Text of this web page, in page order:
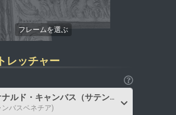
レッチャー
ナルド・キャンバス（サテン）
ンバスベネチア)